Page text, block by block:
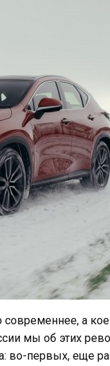
а
мы об этих
во-первых, еще